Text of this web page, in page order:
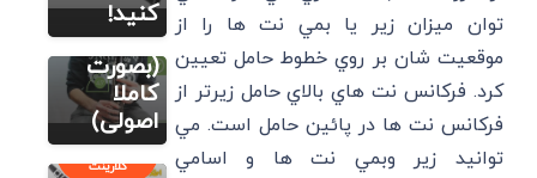
توان ميزان زير يا بمي نت ها را از
موقعيت شان بر روي خطوط حامل تعيين
كرد. فركانس نت هاي بالاي حامل زيرتر از
فركانس نت ها در پائين حامل است. مي
توانيد زير وبمي نت ها و اسامي
کنید!
کلارینت در
3 گام
(بصورت
کاملا
اصولی)
وبسایت
کلارینت